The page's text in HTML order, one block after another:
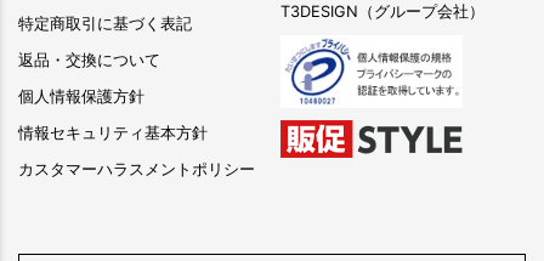
特定商取引に基づく表記
返品・交換について
個人情報保護方針
情報セキュリティ基本方針
カスタマーハラスメントポリシー
T3DESIGN（グループ会社）